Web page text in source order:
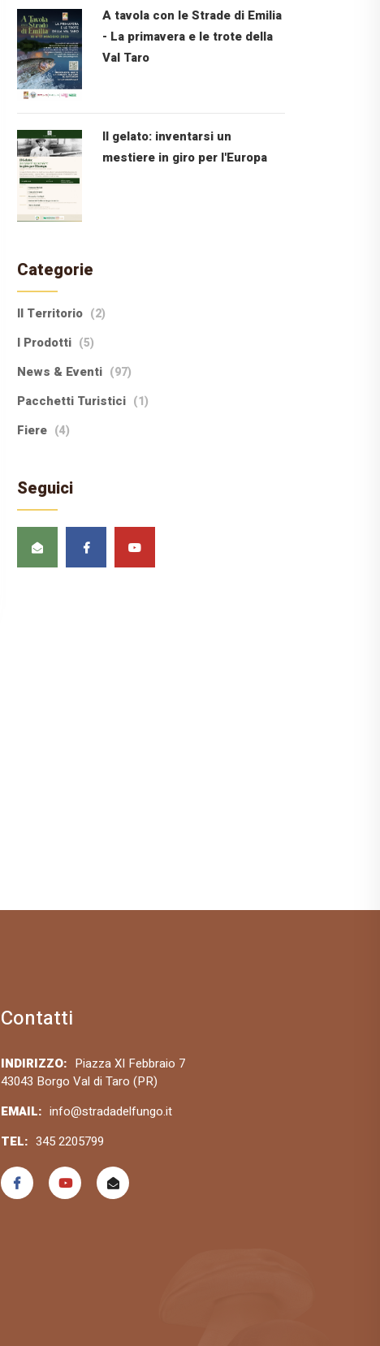
A tavola con le Strade di Emilia
- La primavera e le trote della
Val Taro
Il gelato: inventarsi un
mestiere in giro per l'Europa
Categorie
Il Territorio (2)
I Prodotti (5)
News & Eventi (97)
Pacchetti Turistici (1)
Fiere (4)
Seguici
Contatti
INDIRIZZO: Piazza XI Febbraio 7
43043 Borgo Val di Taro (PR)
EMAIL: info@stradadelfungo.it
TEL: 345 2205799